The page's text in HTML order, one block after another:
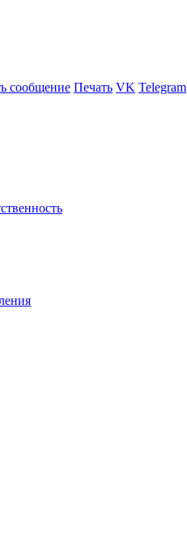
сообщение Печать VK Telegram